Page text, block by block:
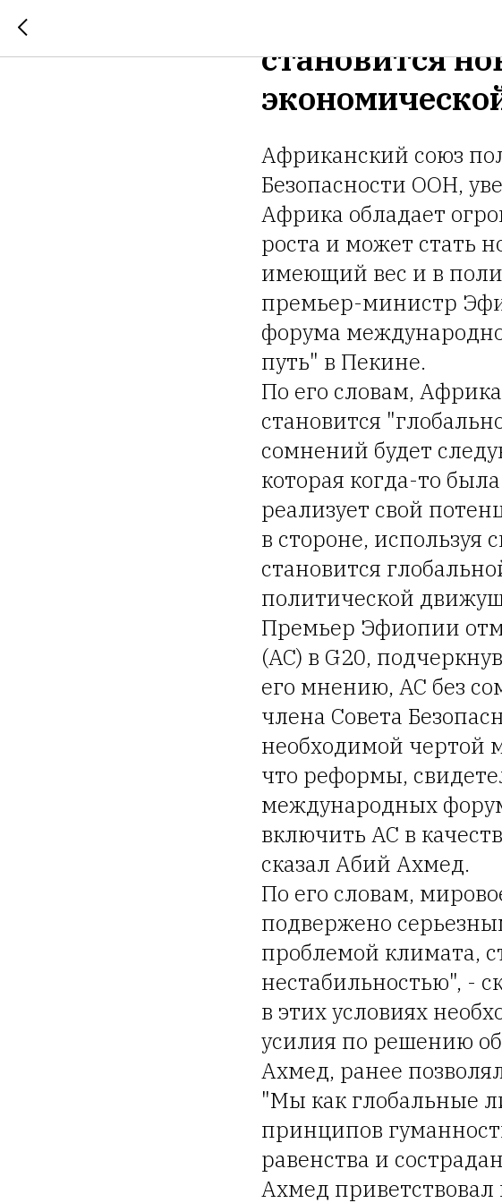
Премьер
становится
Африканский союз
Безопасности ООН,
Африка обладает
роста и может стать
имеющий вес и в
премьер-министр
форума
путь" в Пекине.
По его словам,
становится
сомнений будет
которая когда-то
реализует свой
в стороне, используя
становится
политической
Премьер Эфиопии
(АС) в G20,
его мнению, АС без
члена Совета
необходимой чертой
что реформы,
международных
включить АС в
сказал Абий Ахмед.
По его словам,
подвержено
проблемой климата,
нестабильностью", -
в этих условиях
усилия по решению
Ахмед, ранее
"Мы как глобальные
принципов
равенства и
Ахмед